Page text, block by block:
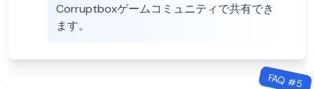
Corruptboxゲームコミュニティで共有でき
ます。
FAQ #5